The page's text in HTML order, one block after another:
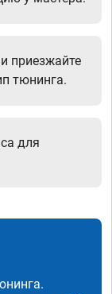
приезжайте
тюнинга.
для